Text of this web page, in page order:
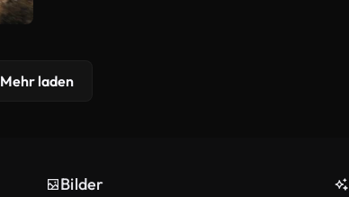
Mehr laden
Bilder